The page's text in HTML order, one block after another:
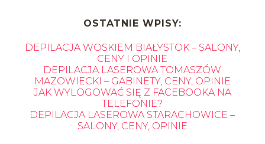
OSTATNIE WPISY:
DEPILACJA WOSKIEM BIAŁYSTOK – SALONY,
CENY I OPINIE
DEPILACJA LASEROWA TOMASZÓW
MAZOWIECKI – GABINETY, CENY, OPINIE
JAK WYLOGOWAĆ SIĘ Z FACEBOOKA NA
TELEFONIE?
DEPILACJA LASEROWA STARACHOWICE –
SALONY, CENY, OPINIE